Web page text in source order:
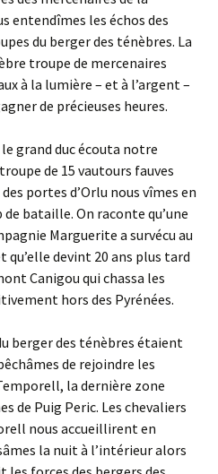
entendîmes les échos des
du berger des ténèbres. La
troupe de mercenaires
à la lumière – et à l’argent –
de précieuses heures.
le grand duc écouta notre
de 15 vautours fauves
portes d’Orlu nous vîmes en
bataille. On raconte qu’une
Marguerite a survécu au
qu’elle devint 20 ans plus tard
Canigou qui chassa les
hors des Pyrénées.
berger des ténèbres étaient
de rejoindre les
la dernière zone
de Puig Peric. Les chevaliers
nous accueillirent en
la nuit à l’intérieur alors